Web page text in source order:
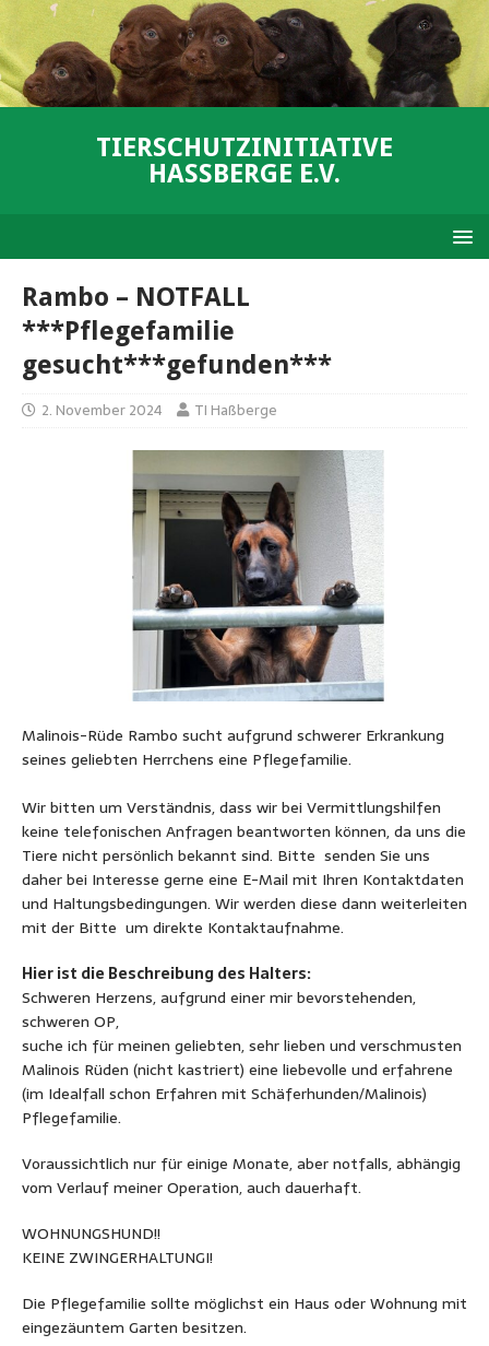
TIERSCHUTZINITIATIVE
HASSBERGE E.V.
Rambo – NOTFALL
***Pflegefamilie
gesucht***gefunden***
2. November 2024 TI Haßberge
Malinois-Rüde Rambo sucht aufgrund schwerer Erkrankung
seines geliebten Herrchens eine Pflegefamilie.
Wir bitten um Verständnis, dass wir bei Vermittlungshilfen
keine telefonischen Anfragen beantworten können, da uns die
Tiere nicht persönlich bekannt sind. Bitte senden Sie uns
daher bei Interesse gerne eine E-Mail mit Ihren Kontaktdaten
und Haltungsbedingungen. Wir werden diese dann weiterleiten
mit der Bitte um direkte Kontaktaufnahme.
Hier ist die Beschreibung des Halters:
Schweren Herzens, aufgrund einer mir bevorstehenden,
schweren OP,
suche ich für meinen geliebten, sehr lieben und verschmusten
Malinois Rüden (nicht kastriert) eine liebevolle und erfahrene
(im Idealfall schon Erfahren mit Schäferhunden/Malinois)
Pflegefamilie.
Voraussichtlich nur für einige Monate, aber notfalls, abhängig
vom Verlauf meiner Operation, auch dauerhaft.
WOHNUNGSHUND!!
KEINE ZWINGERHALTUNGI!
Die Pflegefamilie sollte möglichst ein Haus oder Wohnung mit
eingezäuntem Garten besitzen.